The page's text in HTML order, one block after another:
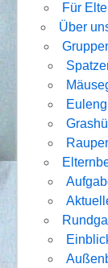
Für
Über